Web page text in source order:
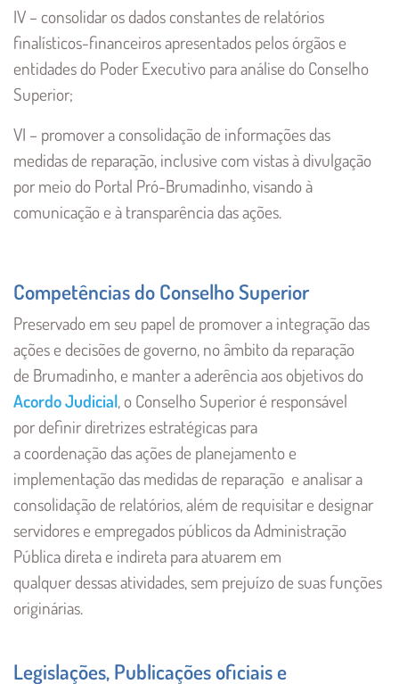
IV – consolidar os dados constantes de relatórios
finalísticos-financeiros apresentados pelos órgãos e
entidades do Poder Executivo para análise do Conselho
Superior;
VI – promover a consolidação de informações das
medidas de reparação, inclusive com vistas à divulgação
por meio do Portal Pró-Brumadinho, visando à
comunicação e à transparência das ações.
Competências do Conselho Superior
Preservado em seu papel de promover a integração das
ações e decisões de governo, no âmbito da reparação
de Brumadinho, e manter a aderência aos objetivos do
Acordo Judicial, o Conselho Superior é responsável
por definir diretrizes estratégicas para
a coordenação das ações de planejamento e
implementação das medidas de reparação e analisar a
consolidação de relatórios, além de requisitar e designar
servidores e empregados públicos da Administração
Pública direta e indireta para atuarem em
qualquer dessas atividades, sem prejuízo de suas funções
originárias.
Legislações, Publicações oficiais e